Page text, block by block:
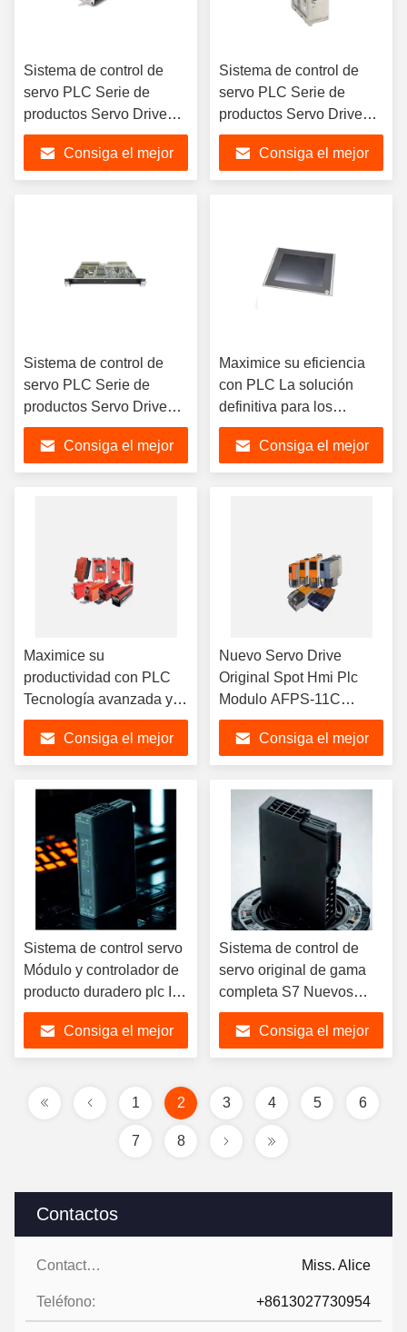
Contactos
Contactos: Miss. Alice
Teléfono: +8613027730954
Sistema de control de
servo PLC Serie de
productos Servo Drive
Nuevo módulo original
Sistema HMI 6ES7338-
4BC01-0AB050-0AA0
Consiga el mejor
Sistema de control de
servo PLC Serie de
productos Servo Drive
Nuevo módulo original
Sistema HMI 6ES7193-
4CB30-0AA0
Consiga el mejor
Sistema de control de
servo PLC Serie de
productos Servo Drive
Nuevo módulo original
Sistema HMI 6ES7158-
0AD01-0XA0B30-0AA0
Consiga el mejor
Maximice su eficiencia
con PLC La solución
definitiva para los
productos de
automatización industrial
PLC 4AV2200-2EB00-0A
Consiga el mejor
Maximice su
productividad con PLC
Tecnología avanzada y
confiabilidad Hmi Plc
Modulo ATS021
Consiga el mejor
Nuevo Servo Drive
Original Spot Hmi Plc
Modulo AFPS-11C
sistema de control de
servo Consiga el mejor
Sistema de control servo
Módulo y controlador de
producto duradero plc IO
nuevo y original
6ES7468-1DB00-0AA0
Consiga el mejor
Sistema de control de
servo original de gama
completa S7 Nuevos
módulos de control de
mando 6ES5956-0AA12
Consiga el mejor
1 2 3 4 5 6
7 8